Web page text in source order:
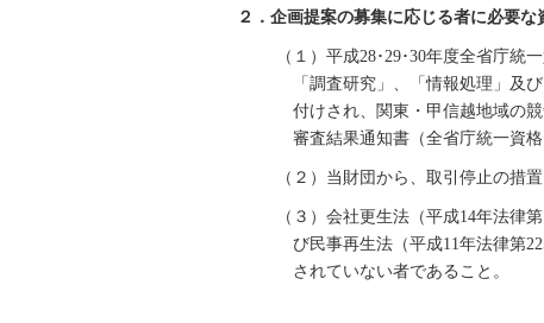
２．企画提案の募集に応じる者に必要
（１）平成28･29･30年度全省庁統
「調査研究」、「情報処理」及
付けされ、関東・甲信越地域の
審査結果通知書（全省庁統一資
（２）当財団から、取引停止の措
（３）会社更生法（平成14年法律
び民事再生法（平成11年法律第
されていない者であること。